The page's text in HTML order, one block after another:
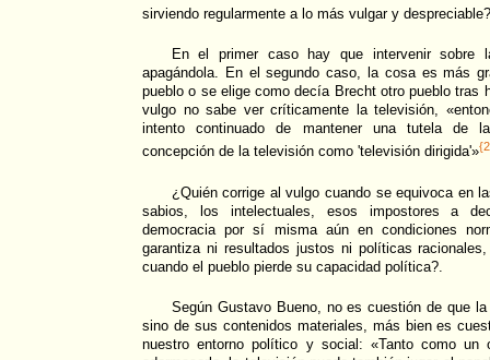
sirviendo regularmente a lo más vulgar y
En el primer caso hay que intervenir sobre
apagándola. En el segundo caso, la cosa es más
pueblo o se elige como decía Brecht otro pueblo tras
vulgo no sabe ver críticamente la televisión,
intento continuado de mantener una tutela de
concepción de la televisión como 'televisión dirigida'»
¿Quién corrige al vulgo cuando se equivoca en
sabios, los intelectuales, esos impostores a
democracia por sí misma aún en condiciones
garantiza ni resultados justos ni políticas
cuando el pueblo pierde su capacidad política?.
Según Gustavo Bueno, no es cuestión de que
sino de sus contenidos materiales, más bien es
nuestro entorno político y social: «Tanto como un